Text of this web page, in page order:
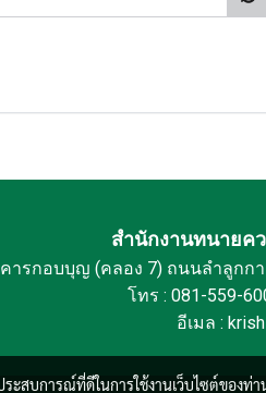
สำนักงานทนายค
ารกอบบุญ (คลอง 7) ถนนลำลูกก
โทร : 081-559-
อีเมล :
ะสบการณ์ที่ดีในการใช้งานเว็บไซต์ของท่